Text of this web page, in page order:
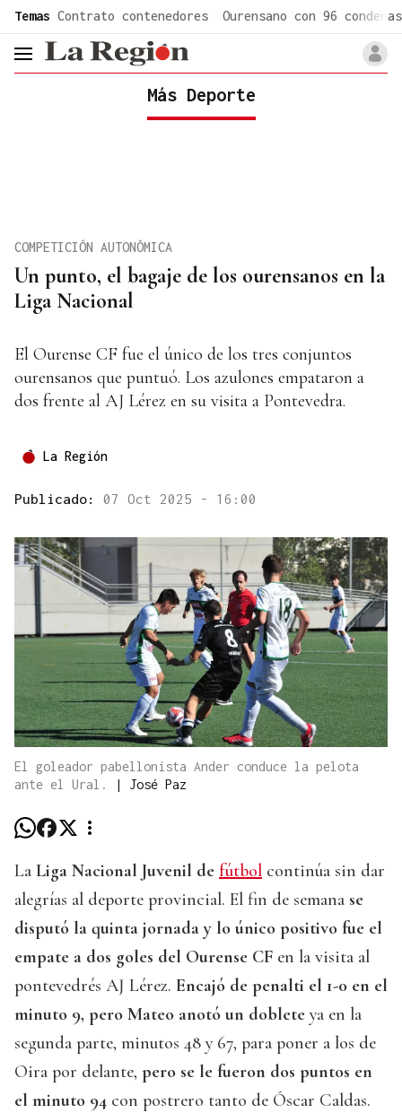
Temas Contrato contenedores Ourensano con 96 condenas
header.menu.open
Más Deporte
Un punto, el bagaje de los ourensanos en la
Liga Nacional
COMPETICIÓN AUTONÓMICA
El Ourense CF fue el único de los tres conjuntos
ourensanos que puntuó. Los azulones empataron a
dos frente al AJ Lérez en su visita a Pontevedra.
La Región
Publicado: 07 Oct 2025 - 16:00
El goleador pabellonista Ander conduce la pelota
ante el Ural.
| José Paz
La Liga Nacional Juvenil de fútbol continúa sin dar
alegrías al deporte provincial. El fin de semana se
disputó la quinta jornada y lo único positivo fue el
empate a dos goles del Ourense CF en la visita al
pontevedrés AJ Lérez. Encajó de penalti el 1-0 en el
minuto 9, pero Mateo anotó un doblete ya en la
segunda parte, minutos 48 y 67, para poner a los de
Oira por delante, pero se le fueron dos puntos en
el minuto 94 con postrero tanto de Óscar Caldas.